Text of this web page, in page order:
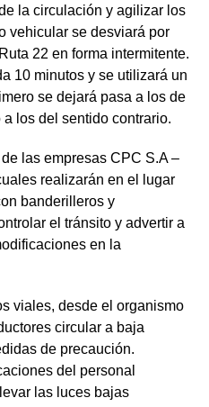
la circulación y agilizar los
vehicular se desviará por
22 en forma intermitente.
10 minutos y se utilizará un
se dejará pasa a los de
los del sentido contrario.
las empresas CPC S.A –
realizarán en el lugar
banderilleros y
el tránsito y advertir a
en la
viales, desde el organismo
circular a baja
de precaución.
del personal
las luces bajas